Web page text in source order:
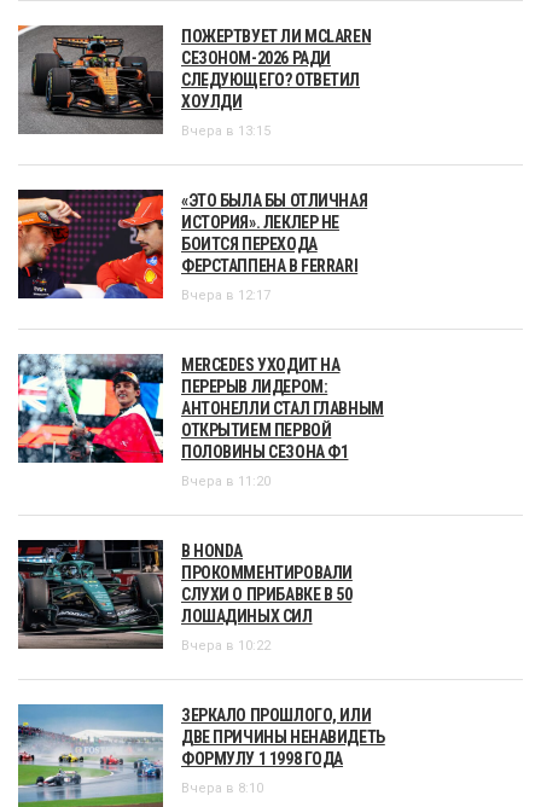
ПОЖЕРТВУЕТ ЛИ MCLAREN
СЕЗОНОМ-2026 РАДИ
СЛЕДУЮЩЕГО? ОТВЕТИЛ
ХОУЛДИ
Вчера в 13:15
«ЭТО БЫЛА БЫ ОТЛИЧНАЯ
ИСТОРИЯ». ЛЕКЛЕР НЕ
БОИТСЯ ПЕРЕХОДА
ФЕРСТАППЕНА В FERRARI
Вчера в 12:17
MERCEDES УХОДИТ НА
ПЕРЕРЫВ ЛИДЕРОМ:
АНТОНЕЛЛИ СТАЛ ГЛАВНЫМ
ОТКРЫТИЕМ ПЕРВОЙ
ПОЛОВИНЫ СЕЗОНА Ф1
Вчера в 11:20
В HONDA
ПРОКОММЕНТИРОВАЛИ
СЛУХИ О ПРИБАВКЕ В 50
ЛОШАДИНЫХ СИЛ
Вчера в 10:22
ЗЕРКАЛО ПРОШЛОГО, ИЛИ
ДВЕ ПРИЧИНЫ НЕНАВИДЕТЬ
ФОРМУЛУ 1 1998 ГОДА
Вчера в 8:10